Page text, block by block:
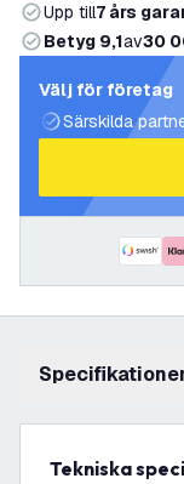
Upp till7 års
Betyg 9,1av30
Välj för företag
Särskilda
Tekniska